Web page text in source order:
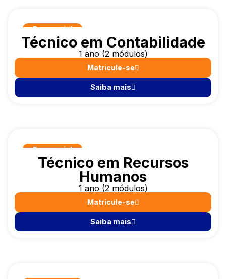
Presencial
Técnico em Contabilidade
1 ano (2 módulos)
Matricule-se
Saiba mais
Presencial
Técnico em Recursos
Humanos
1 ano (2 módulos)
Matricule-se
Saiba mais